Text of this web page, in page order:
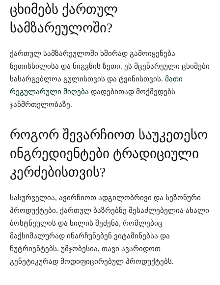
ცხიმებს ქართულ
სამზარეულოში?
ქართულ სამზარეულოში ხშირად გამოიყენება
ზეთისხილისა და ნიგვზის ზეთი. ეს მცენარეული ცხიმები
სასარგებლოა გულისთვის და ტვინისთვის. მათი
რეგულარული მიღება დადებითად მოქმედებს
ჯანმრთელობაზე.
როგორ შევარჩიოთ საუკეთესო
ინგრედიენტები ტრადიციული
კერძებისთვის?
სასურველია, ავირჩიოთ ადგილობრივი და სეზონური
პროდუქტები. ქართულ ბაზრებზე შესაძლებელია ახალი
ბოსტნეულის და ხილის შეძენა, რომლებიც
მაქსიმალურად ინარჩუნებენ ვიტამინებსა და
ნუტრიენტებს. უმჯობესია, თავი ავარიდოთ
გენეტიკურად მოდიფიცირებულ პროდუქტებს.